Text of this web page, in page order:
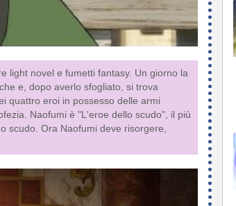
light novel e fumetti fantasy. Un giorno la
e, dopo averlo sfogliato, si trova
quattro eroi in possesso delle armi
Naofumi è "L'eroe dello scudo", il più
scudo. Ora Naofumi deve risorgere,